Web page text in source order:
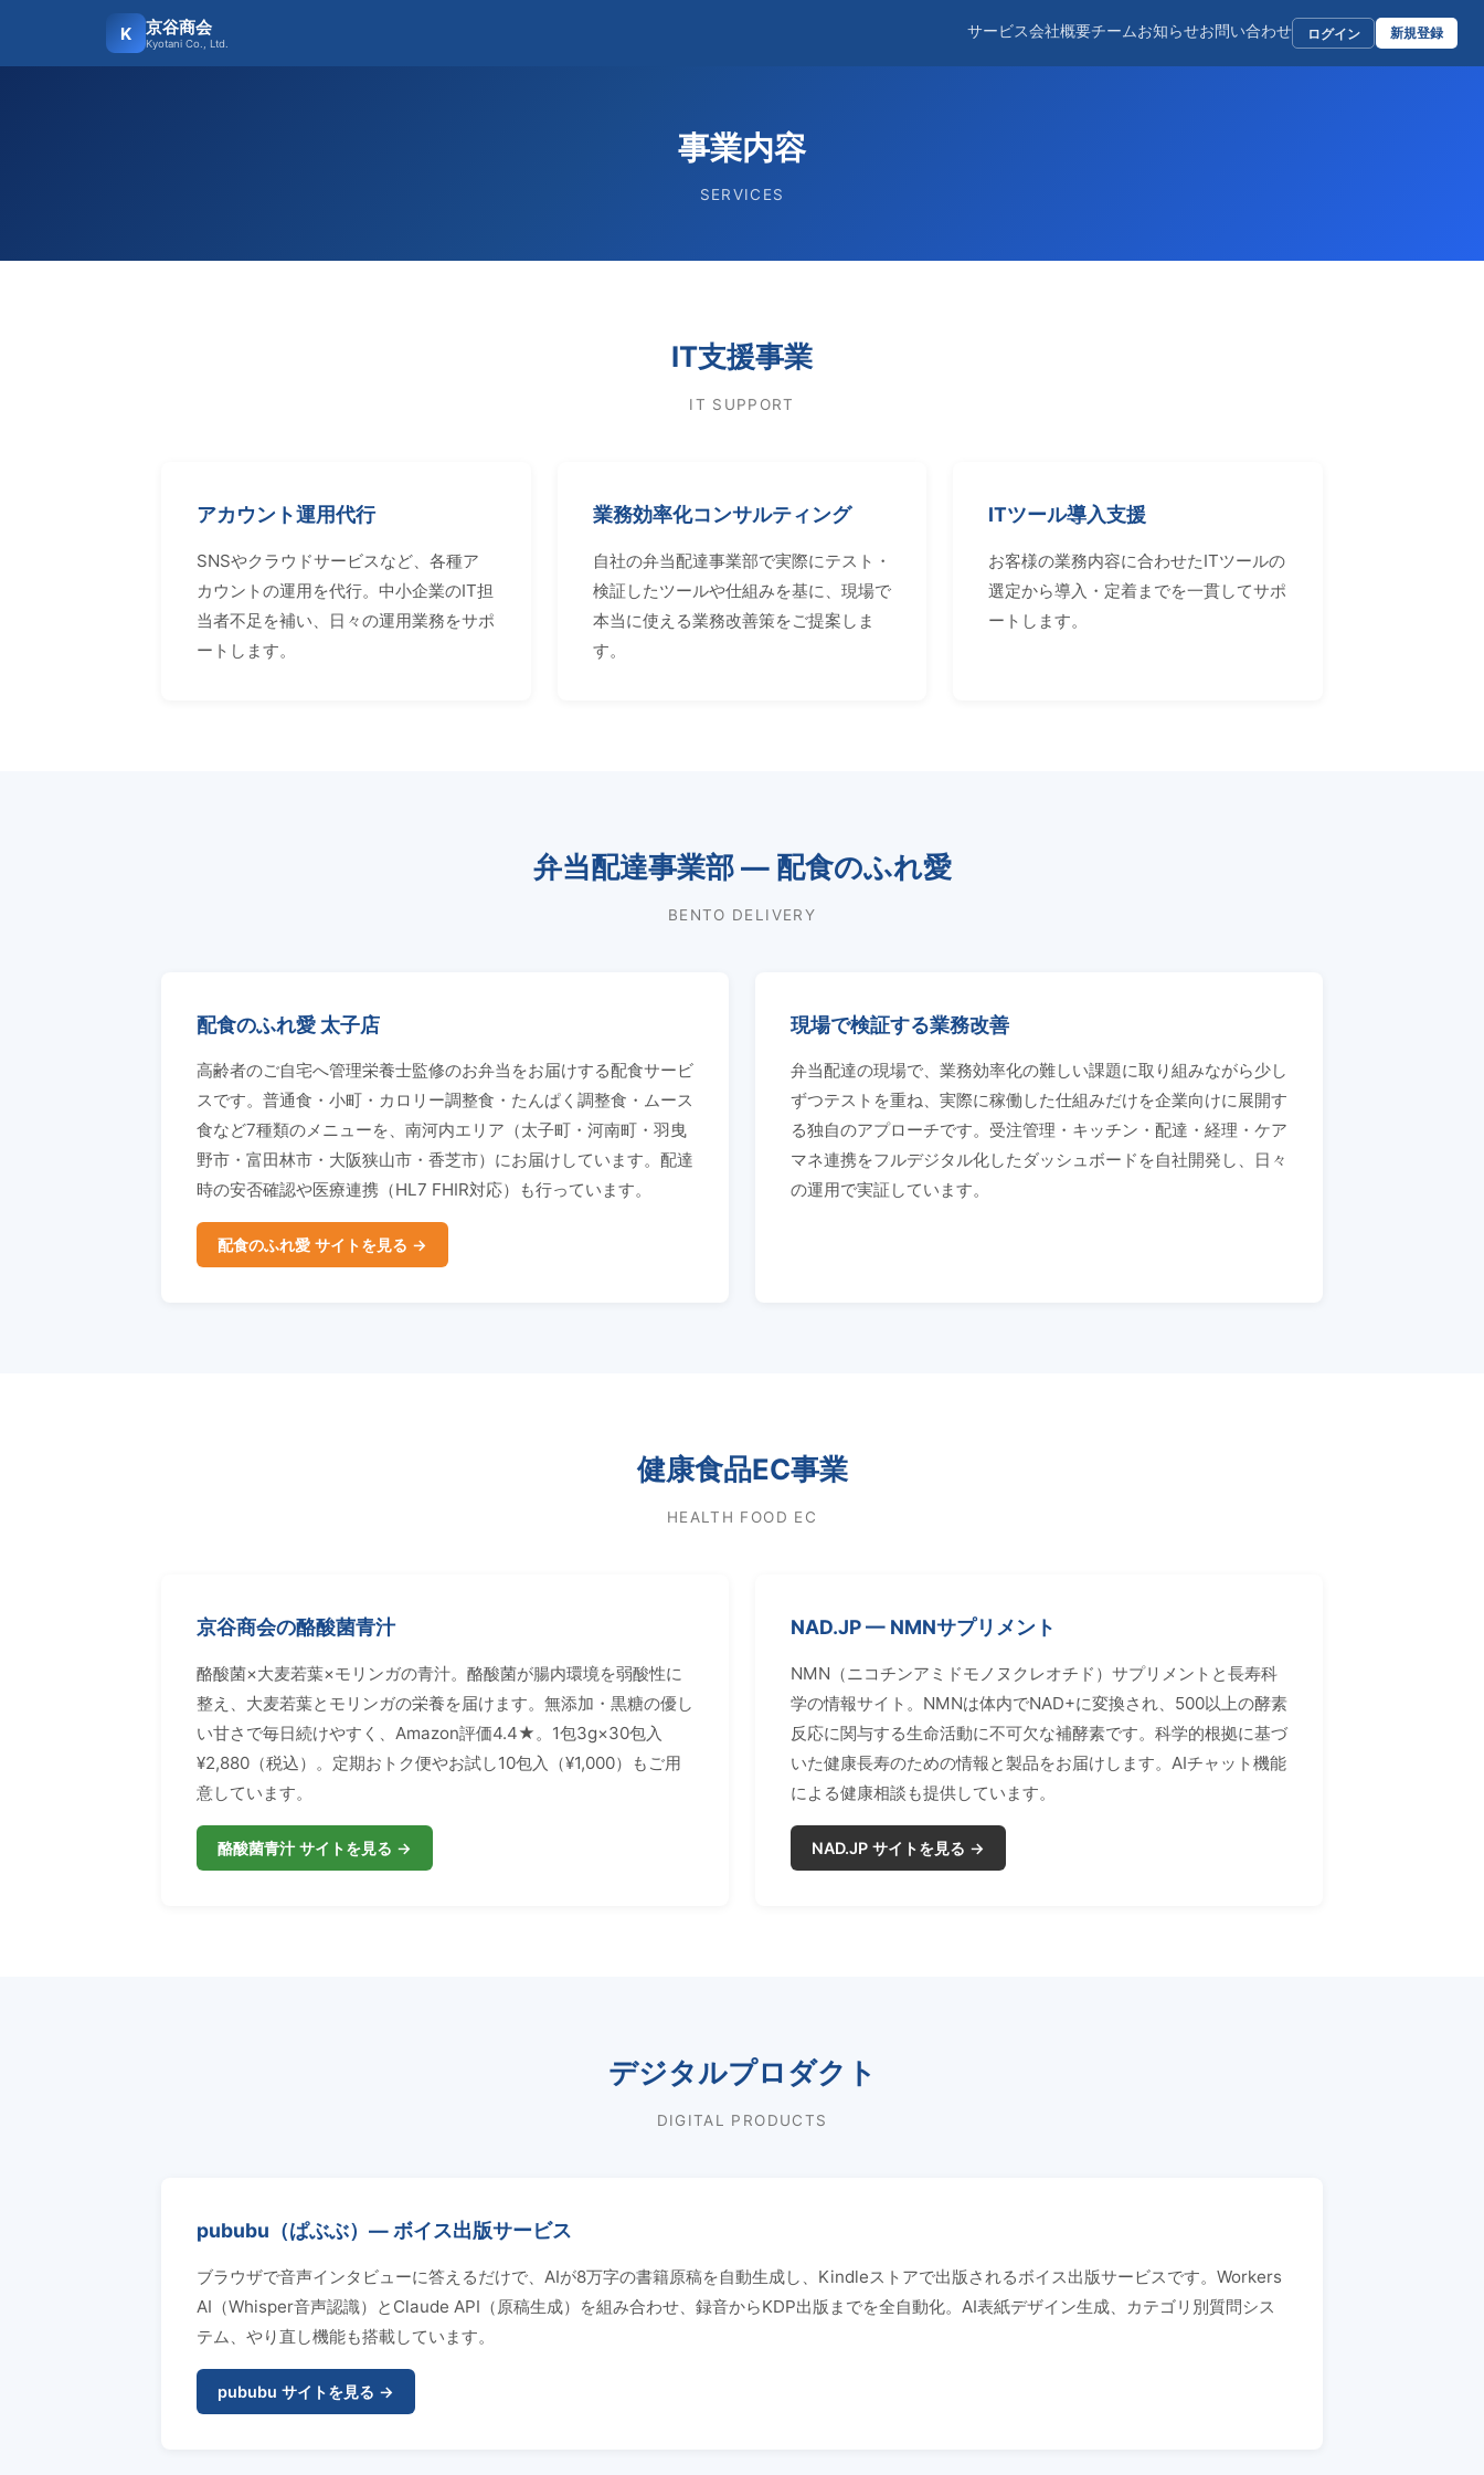
K 京谷商会
Kyotani Co., Ltd.
サービス会社概要チームお知らせお問い合わせ ログイン 新規登録
事業内容
SERVICES
IT支援事業
IT SUPPORT
アカウント運用代行
SNSやクラウドサービスなど、各種ア
カウントの運用を代行。中小企業のIT担
当者不足を補い、日々の運用業務をサポ
ートします。
業務効率化コンサルティング
自社の弁当配達事業部で実際にテスト・
検証したツールや仕組みを基に、現場で
本当に使える業務改善策をご提案しま
す。
ITツール導入支援
お客様の業務内容に合わせたITツールの
選定から導入・定着までを一貫してサポ
ートします。
弁当配達事業部 — 配食のふれ愛
BENTO DELIVERY
配食のふれ愛 太子店
高齢者のご自宅へ管理栄養士監修のお弁当をお届けする配食サービ
スです。普通食・小町・カロリー調整食・たんぱく調整食・ムース
食など7種類のメニューを、南河内エリア（太子町・河南町・羽曳
野市・富田林市・大阪狭山市・香芝市）にお届けしています。配達
時の安否確認や医療連携（HL7 FHIR対応）も行っています。
配食のふれ愛 サイトを見る →
現場で検証する業務改善
弁当配達の現場で、業務効率化の難しい課題に取り組みながら少し
ずつテストを重ね、実際に稼働した仕組みだけを企業向けに展開す
る独自のアプローチです。受注管理・キッチン・配達・経理・ケア
マネ連携をフルデジタル化したダッシュボードを自社開発し、日々
の運用で実証しています。
健康食品EC事業
HEALTH FOOD EC
京谷商会の酪酸菌青汁
酪酸菌×大麦若葉×モリンガの青汁。酪酸菌が腸内環境を弱酸性に
整え、大麦若葉とモリンガの栄養を届けます。無添加・黒糖の優し
い甘さで毎日続けやすく、Amazon評価4.4★。1包3g×30包入
¥2,880（税込）。定期おトク便やお試し10包入（¥1,000）もご用
意しています。
酪酸菌青汁 サイトを見る →
NAD.JP — NMNサプリメント
NMN（ニコチンアミドモノヌクレオチド）サプリメントと長寿科
学の情報サイト。NMNは体内でNAD+に変換され、500以上の酵素
反応に関与する生命活動に不可欠な補酵素です。科学的根拠に基づ
いた健康長寿のための情報と製品をお届けします。AIチャット機能
による健康相談も提供しています。
NAD.JP サイトを見る →
デジタルプロダクト
DIGITAL PRODUCTS
pububu（ぱぶぶ）— ボイス出版サービス
ブラウザで音声インタビューに答えるだけで、AIが8万字の書籍原稿を自動生成し、Kindleストアで出版されるボイス出版サービスです。Workers
AI（Whisper音声認識）とClaude API（原稿生成）を組み合わせ、録音からKDP出版までを全自動化。AI表紙デザイン生成、カテゴリ別質問シス
テム、やり直し機能も搭載しています。
pububu サイトを見る →